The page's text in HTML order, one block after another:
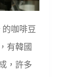
的咖啡豆
有韓國
，許多